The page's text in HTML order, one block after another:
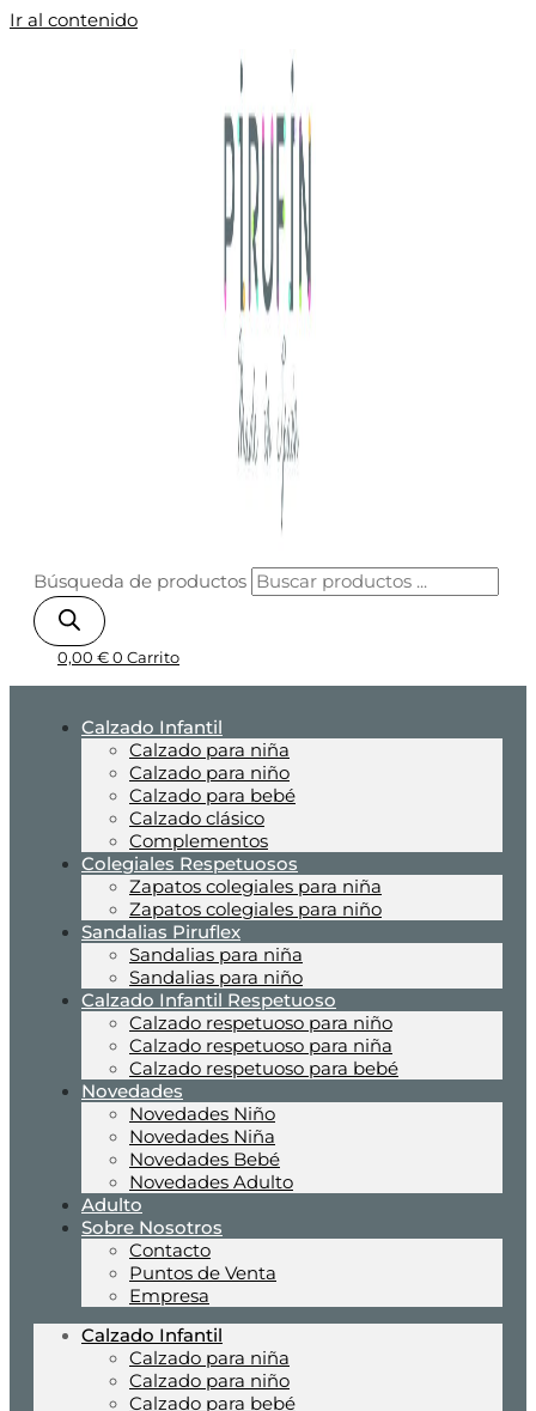
Ir al contenido
Búsqueda de productos
0,00 € 0 Carrito
Calzado Infantil
Calzado para niña
Calzado para niño
Calzado para bebé
Calzado clásico
Complementos
Colegiales Respetuosos
Zapatos colegiales para niña
Zapatos colegiales para niño
Sandalias Piruflex
Sandalias para niña
Sandalias para niño
Calzado Infantil Respetuoso
Calzado respetuoso para niño
Calzado respetuoso para niña
Calzado respetuoso para bebé
Novedades
Novedades Niño
Novedades Niña
Novedades Bebé
Novedades Adulto
Adulto
Sobre Nosotros
Contacto
Puntos de Venta
Empresa
Calzado Infantil
Calzado para niña
Calzado para niño
Calzado para bebé